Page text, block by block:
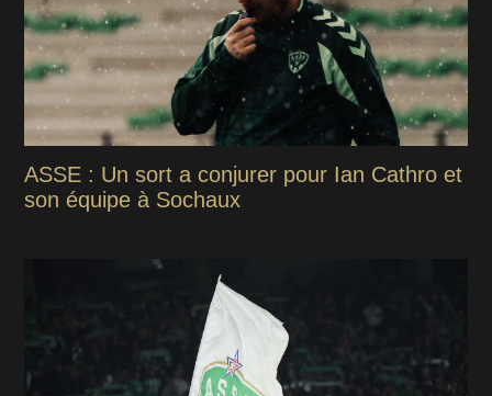
ASSE : Un sort a conjurer pour Ian Cathro et
son équipe à Sochaux